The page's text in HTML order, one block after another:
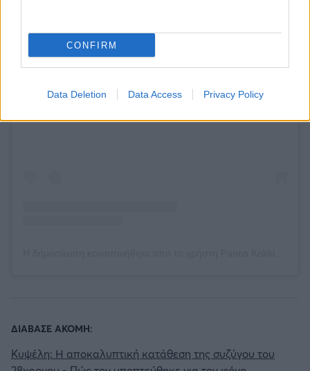
CONFIRM
Data Deletion Data Access Privacy Policy
Δείτε αυτή τη δημοσίευση στο Instagram.
ΔΙΑΒΑΣΕ ΑΚΟΜΗ:
Κυψέλη: Η αποκαλυπτική κατάθεση της συζύγου του